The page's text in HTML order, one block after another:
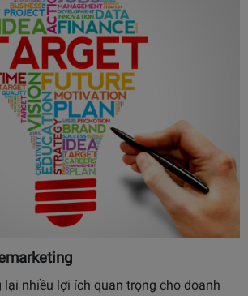
lại nhiều lợi ích quan trọng cho doanh